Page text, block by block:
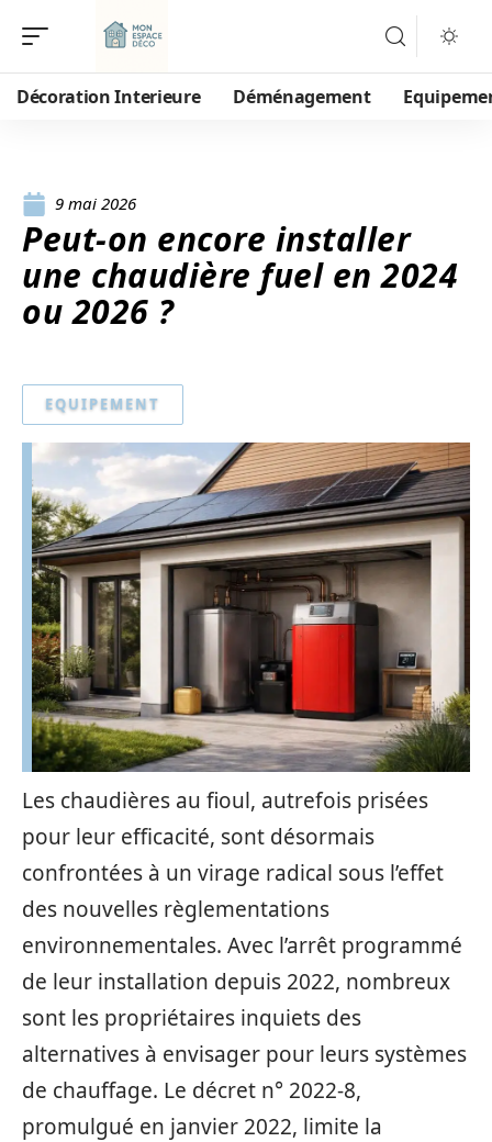
Décoration Interieure Déménagement
9 mai 2026
Peut-on encore installer
une chaudière fuel en 2024
ou 2026 ?
EQUIPEMENT
Les chaudières au fioul, autrefois prisées
pour leur efficacité, sont désormais
confrontées à un virage radical sous l’effet
des nouvelles règlementations
environnementales. Avec l’arrêt programmé
de leur installation depuis 2022, nombreux
sont les propriétaires inquiets des
alternatives à envisager pour leurs systèmes
de chauffage. Le décret n° 2022-8,
promulgué en janvier 2022, limite la